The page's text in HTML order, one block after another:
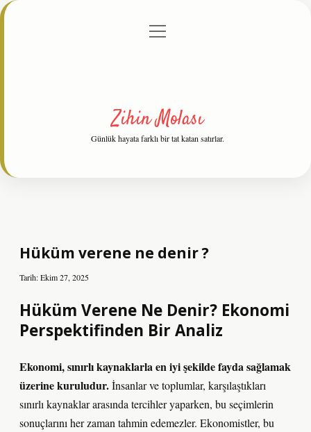
Gizlilik Politikası
menüyü
Zihin Molası
Günlük hayata farklı bir tat katan satırlar.
Hüküm verene ne denir ?
Tarih: Ekim 27, 2025
Hüküm Verene Ne Denir? Ekonomi
Perspektifinden Bir Analiz
Ekonomi, sınırlı kaynaklarla en iyi şekilde fayda sağlamak
üzerine kuruludur.İnsanlar ve toplumlar, karşılaştıkları
sınırlı kaynaklar arasında tercihler yaparken, bu seçimlerin
sonuçlarını her zaman tahmin edemezler. Ekonomistler, bu